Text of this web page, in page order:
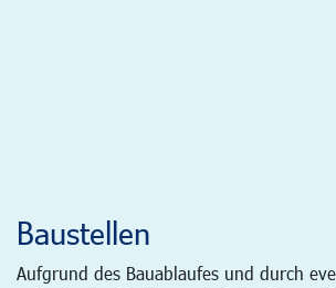
Baustellen
Aufgrund des Bauablaufes und durch